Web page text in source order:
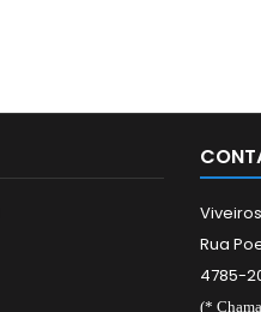
Rua
4785-
(*